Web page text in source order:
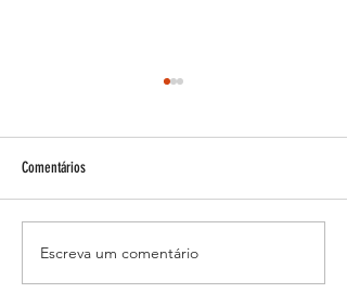
Comentários
Escreva um comentário